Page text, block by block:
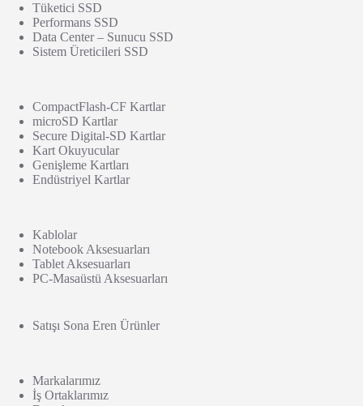
Tüketici SSD
Performans SSD
Data Center – Sunucu SSD
Sistem Üreticileri SSD
CompactFlash-CF Kartlar
microSD Kartlar
Secure Digital-SD Kartlar
Kart Okuyucular
Genişleme Kartları
Endüstriyel Kartlar
Kablolar
Notebook Aksesuarları
Tablet Aksesuarları
PC-Masaüstü Aksesuarları
Satışı Sona Eren Ürünler
Markalarımız
İş Ortaklarımız